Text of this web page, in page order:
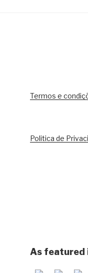
Termos e
Politica de
As featured